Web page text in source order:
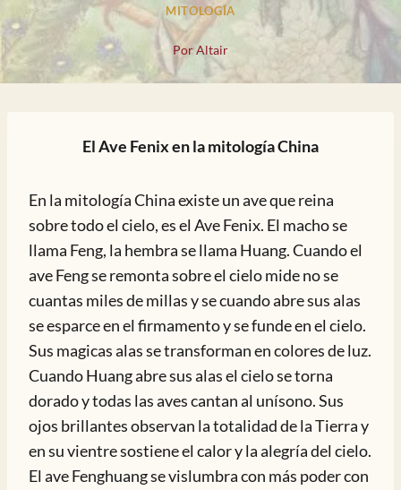
MITOLOGÍA
PorAltair
El Ave Fenix en la mitología China
En la mitología China existe un ave que reina
sobre todo el cielo, es el Ave Fenix. El macho se
llama Feng, la hembra se llama Huang. Cuando el
ave Feng se remonta sobre el cielo mide no se
cuantas miles de millas y se cuando abre sus alas
se esparce en el firmamento y se funde en el cielo.
Sus magicas alas se transforman en colores de luz.
Cuando Huang abre sus alas el cielo se torna
dorado y todas las aves cantan al unísono. Sus
ojos brillantes observan la totalidad de la Tierra y
en su vientre sostiene el calor y la alegría del cielo.
El ave Fenghuang se vislumbra con más poder con